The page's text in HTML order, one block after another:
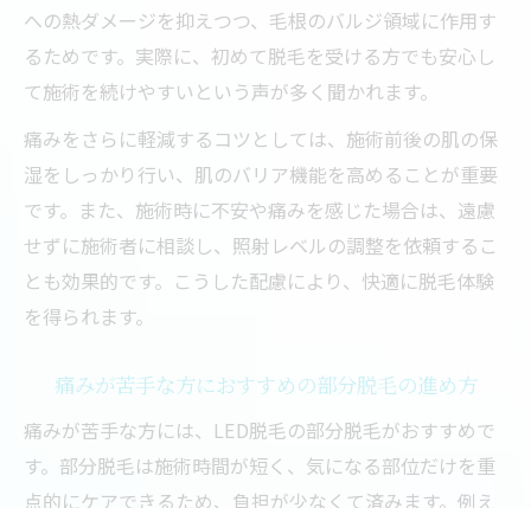
への熱ダメージを抑えつつ、毛根のバルジ領域に作用す
るためです。実際に、初めて脱毛を受ける方でも安心し
て施術を続けやすいという声が多く聞かれます。
痛みをさらに軽減するコツとしては、施術前後の肌の保
湿をしっかり行い、肌のバリア機能を高めることが重要
です。また、施術時に不安や痛みを感じた場合は、遠慮
せずに施術者に相談し、照射レベルの調整を依頼するこ
とも効果的です。こうした配慮により、快適に脱毛体験
を得られます。
痛みが苦手な方におすすめの部分脱毛の進め方
痛みが苦手な方には、LED脱毛の部分脱毛がおすすめで
す。部分脱毛は施術時間が短く、気になる部位だけを重
点的にケアできるため、負担が少なくて済みます。例え